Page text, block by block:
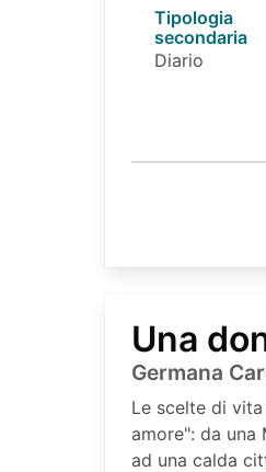
Tipologia
secondaria
Diario
Una
Germana
Le scelte di
amore": da una
ad una calda